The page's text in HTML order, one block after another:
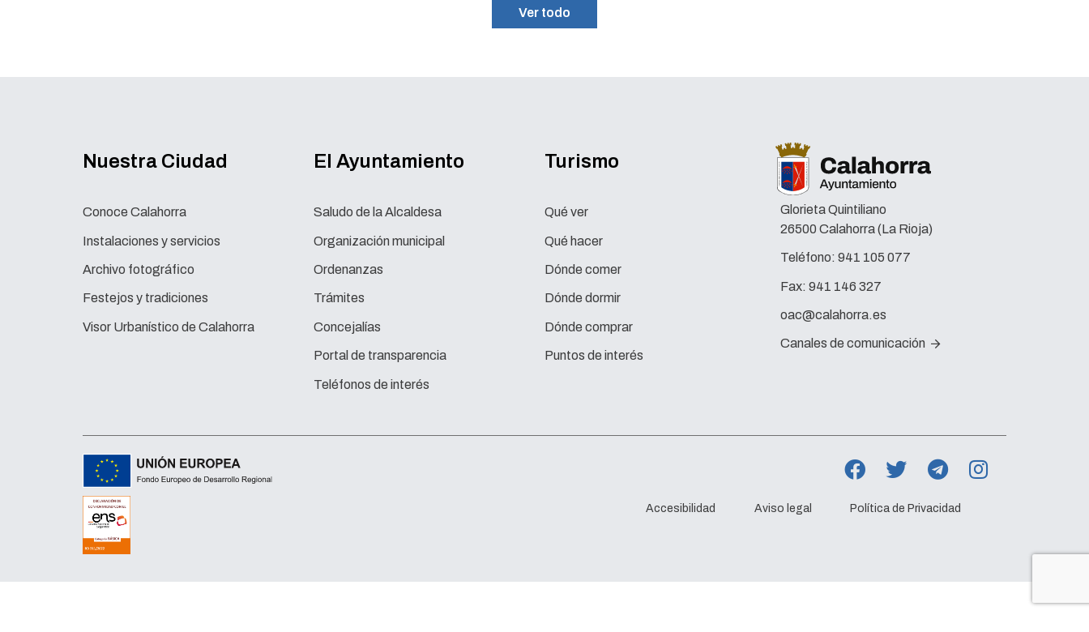
Ver todo
Nuestra Ciudad
Conoce Calahorra
Instalaciones y servicios
Archivo fotográfico
Festejos y tradiciones
Visor Urbanístico de Calahorra
El Ayuntamiento
Saludo de la Alcaldesa
Organización municipal
Ordenanzas
Trámites
Concejalías
Portal de transparencia
Teléfonos de interés
Turismo
Qué ver
Qué hacer
Dónde comer
Dónde dormir
Dónde comprar
Puntos de interés
Glorieta Quintiliano
26500 Calahorra (La Rioja)
Teléfono: 941 105 077
Fax: 941 146 327
oac@calahorra.es
Canales de comunicación
Accesibilidad Aviso legal Política de Privacidad